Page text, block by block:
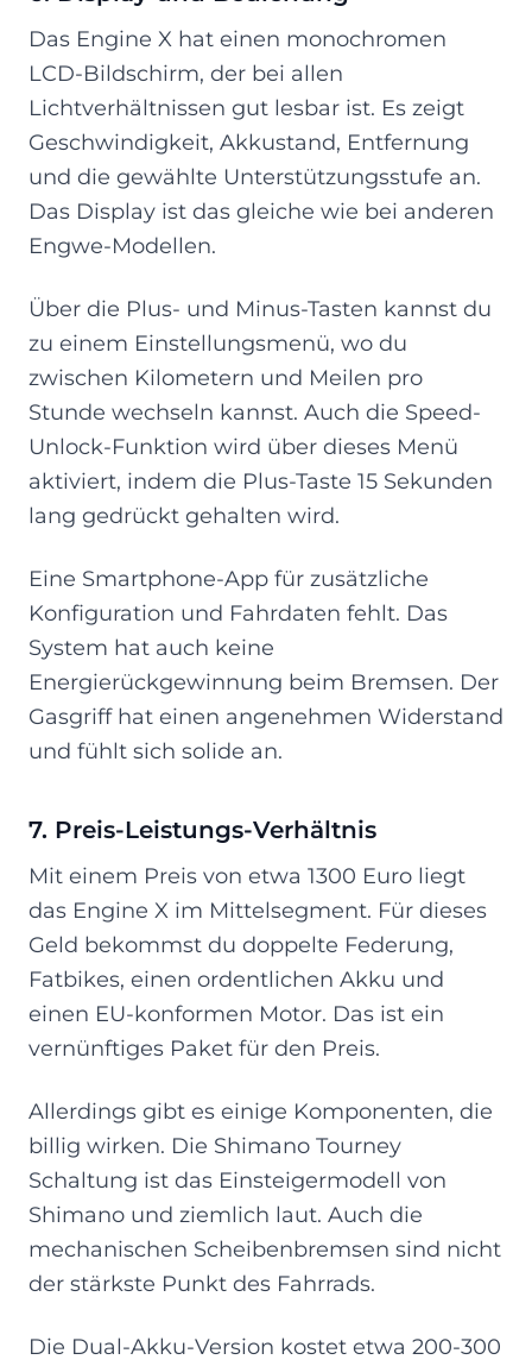
Das Engine X hat einen monochromen
LCD-Bildschirm, der bei allen
Lichtverhältnissen gut lesbar ist. Es zeigt
Geschwindigkeit, Akkustand, Entfernung
und die gewählte Unterstützungsstufe an.
Das Display ist das gleiche wie bei anderen
Engwe-Modellen.
Über die Plus- und Minus-Tasten kannst du
zu einem Einstellungsmenü, wo du
zwischen Kilometern und Meilen pro
Stunde wechseln kannst. Auch die Speed-
Unlock-Funktion wird über dieses Menü
aktiviert, indem die Plus-Taste 15 Sekunden
lang gedrückt gehalten wird.
Eine Smartphone-App für zusätzliche
Konfiguration und Fahrdaten fehlt. Das
System hat auch keine
Energierückgewinnung beim Bremsen. Der
Gasgriff hat einen angenehmen Widerstand
und fühlt sich solide an.
7. Preis-Leistungs-Verhältnis
Mit einem Preis von etwa 1300 Euro liegt
das Engine X im Mittelsegment. Für dieses
Geld bekommst du doppelte Federung,
Fatbikes, einen ordentlichen Akku und
einen EU-konformen Motor. Das ist ein
vernünftiges Paket für den Preis.
Allerdings gibt es einige Komponenten, die
billig wirken. Die Shimano Tourney
Schaltung ist das Einsteigermodell von
Shimano und ziemlich laut. Auch die
mechanischen Scheibenbremsen sind nicht
der stärkste Punkt des Fahrrads.
Die Dual-Akku-Version kostet etwa 200-300